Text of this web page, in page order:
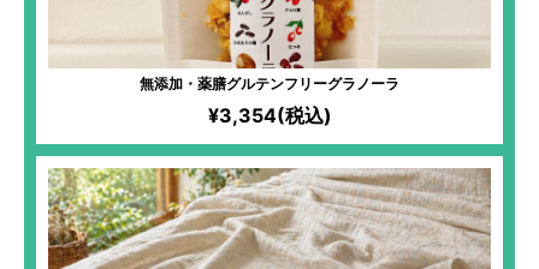
無添加・薬膳グルテンフリーグラノーラ
¥3,354(税込)